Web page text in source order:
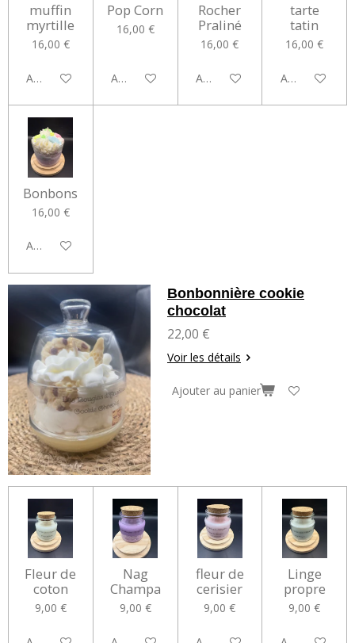
muffin
myrtille
16,00 €
Ajouter au panier
Pop Corn
16,00 €
Ajouter au panier
Rocher
Praliné
16,00 €
Ajouter au panier
tarte
tatin
16,00 €
Ajouter au
Bonbons
16,00 €
Ajouter au panier
Bonbonnière cookie
chocolat
22,00 €
Voir les détails
Ajouter au panier
Fleur de
coton
9,00 €
Nag
Champa
9,00 €
fleur de
cerisier
9,00 €
Linge
propre
9,00 €